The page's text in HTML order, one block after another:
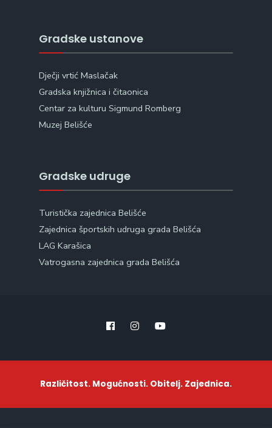
Gradske ustanove
Dječji vrtić Maslačak
Gradska knjižnica i čitaonica
Centar za kulturu Sigmund Romberg
Muzej Belišće
Gradske udruge
Turistička zajednica Belišće
Zajednica športskih udruga grada Belišća
LAG Karašica
Vatrogasna zajednica grada Belišća
Različitost. Mogućnosti. Obitelj. Zajednica.